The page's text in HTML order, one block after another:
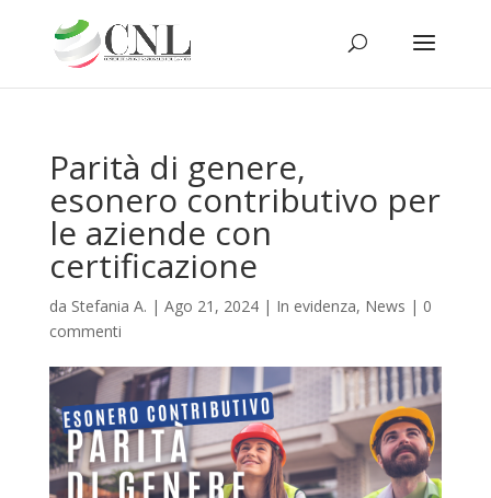
Parità di genere,
esonero contributivo per
le aziende con
certificazione
da Stefania A. | Ago 21, 2024| In evidenza, News | 0
commenti